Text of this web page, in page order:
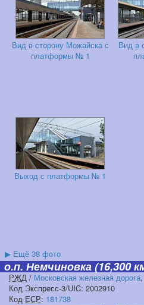
Вид в сторону Можайска с
платформы № 1
Вид в
Выход с платформы № 1
▶ Ещё 38 фото
о.п. Немчиновка(16,300
РЖД / Московская железная дорога
Код Экспресс-3/UIC: 2002910
Код ЕСР: 181738